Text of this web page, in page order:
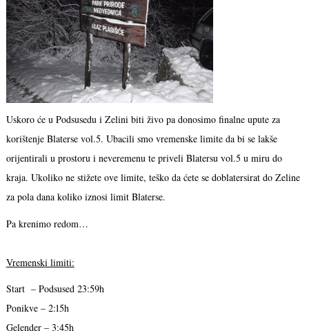
Uskoro će u Podsusedu i Zelini biti živo pa donosimo finalne upute za
korištenje Blaterse vol.5. Ubacili smo vremenske limite da bi se lakše
orijentirali u prostoru i neveremenu te priveli Blatersu vol.5 u miru do
kraja. Ukoliko ne stižete ove limite, teško da ćete se doblatersirat do Zeline
za pola dana koliko iznosi limit Blaterse.
Pa krenimo redom…
Vremenski limiti:
Start – Podsused 23:59h
Ponikve – 2:15h
Gelender – 3:45h